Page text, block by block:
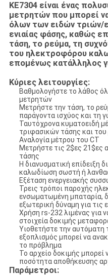
KE7304 είναι ένας
μετρητών που μπορεί
όλων των ειδών τριών/
ενιαίας φάσης, καθώς
τάση, το ρεύμα, τη
του ηλεκτροφόρου
επομένως κατάλληλος
Κύριες λειτουργίες:
Βαθμολογήστε το λάθος
μετρητών
Μετρήστε την τάση, το
παράγοντα ισχύος και τη
Ταυτόχρονα κυματοειδή
τριφασικών τάσης και
Αναλογία μέτρου του CT
Μετρήστε τις 2$ες 21$ες
τάσης
Η διανυσματική επίδειξη
καλωδίωση σωστή ή
Εξέταση ενεργειακής
Τρεις τρόποι παροχής
ενσωματωμένη μπαταρία,
εξωτερική δύναμη για τις
Χρήση rs-232 λιμένας για
στοιχεία δοκιμής
Υιοθετήστε την αυτόματη
εξοπλισμός μπορεί να
το πρόβλημα
Το αρχείο δοκιμής
ποσότητα αποθήκευσης
Παράμετροι: